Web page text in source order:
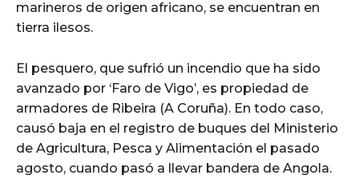
marineros de origen africano, se encuentran en
tierra ilesos.
El pesquero, que sufrió un incendio que ha sido
avanzado por ‘Faro de Vigo’, es propiedad de
armadores de Ribeira (A Coruña). En todo caso,
causó baja en el registro de buques del Ministerio
de Agricultura, Pesca y Alimentación el pasado
agosto, cuando pasó a llevar bandera de Angola.